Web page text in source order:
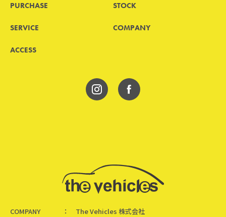
PURCHASE STOCK
SERVICE COMPANY
ACCESS
COMPANY The Vehicles 株式会社